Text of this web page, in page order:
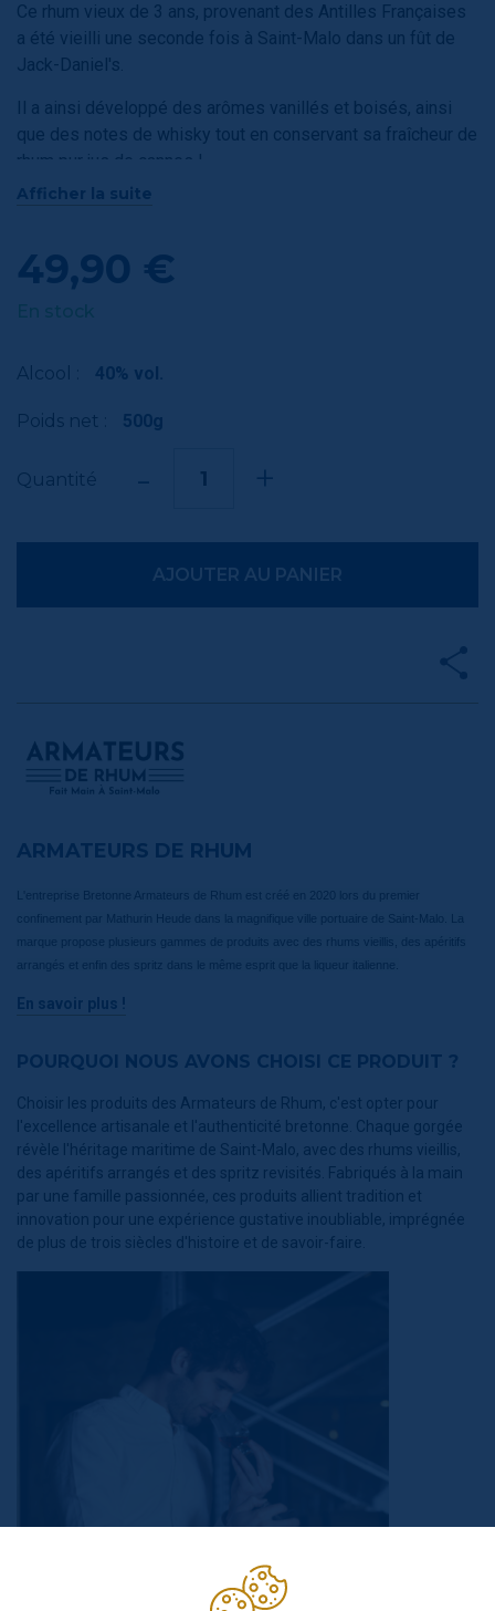
Ce rhum vieux de 3 ans, provenant des Antilles Françaises
a été vieilli une seconde fois à Saint-Malo dans un fût de
Jack-Daniel's.
Il a ainsi développé des arômes vanillés et boisés, ainsi
que des notes de whisky tout en conservant sa fraîcheur de
rhum pur jus de cannes !
Âge : 3ans Antillais + Affinage Malouin plusieurs mois
Origine : Antilles Françaises
Afficher la suite
49,90 €
Alcool : 40% vol.
Poids net : 500g
Quantité - +
AJOUTER AU PANIER
ARMATEURS DE RHUM
L'entreprise Bretonne Armateurs de Rhum est créé en 2020 lors du premier
confinement par Mathurin Heude dans la magnifique ville portuaire de Saint-Malo. La
marque propose plusieurs gammes de produits avec des rhums vieillis, des apéritifs
arrangés et enfin des spritz dans le même esprit que la liqueur italienne.
En savoir plus !
POURQUOI NOUS AVONS CHOISI CE PRODUIT ?
Choisir les produits des Armateurs de Rhum, c'est opter pour
l'excellence artisanale et l'authenticité bretonne. Chaque gorgée
révèle l'héritage maritime de Saint-Malo, avec des rhums vieillis,
des apéritifs arrangés et des spritz revisités. Fabriqués à la main
par une famille passionnée, ces produits allient tradition et
innovation pour une expérience gustative inoubliable, imprégnée
de plus de trois siècles d'histoire et de savoir-faire.